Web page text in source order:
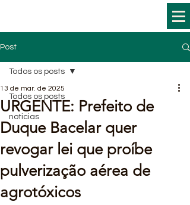
Post
Todos os posts
noticias
Todos os posts
URGENTE: Prefeito de
Duque Bacelar quer
revogar lei que proíbe
pulverização aérea de
agrotóxicos
13 de mar. de 2025